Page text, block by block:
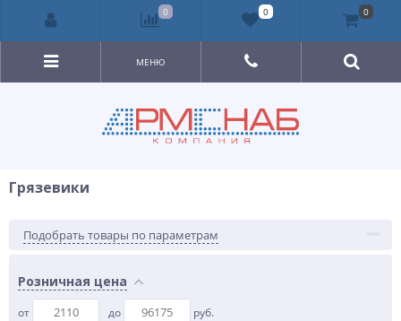
МЕНЮ
Грязевики
Подобрать товары по параметрам
Розничная цена
от до руб.
0 0 0